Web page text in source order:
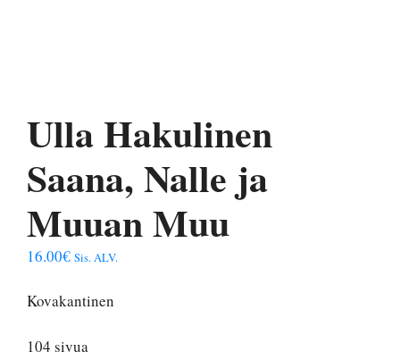
Ulla Hakulinen
Saana, Nalle ja
Muuan Muu
16.00€ Sis. ALV.
Kovakantinen
104 sivua